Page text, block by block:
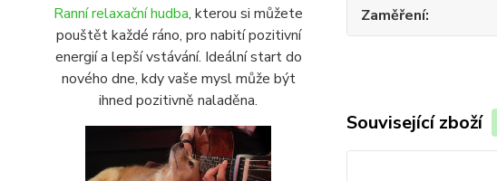
Ranní relaxační hudba, kterou si můžete
pouštět každé ráno, pro nabití pozitivní
energií a lepší vstávání. Ideální start do
nového dne, kdy vaše mysl může být
ihned pozitivně naladěna.
Zaměření
Související zboží